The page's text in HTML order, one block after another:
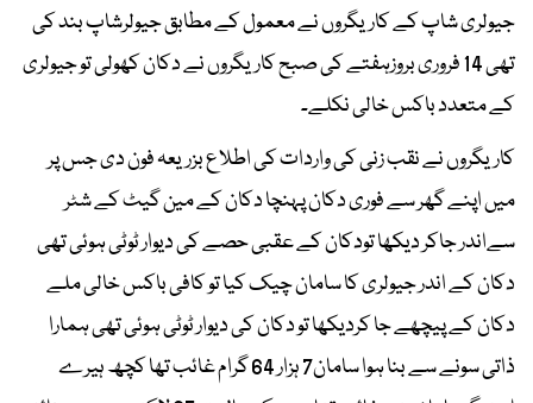
جیولری شاپ کے کاریگروں نے معمول کے مطابق جیولرشاپ بند کی
تھی 14 فروری بروزہفتے کی صبح کاریگروں نے دکان کھولی تو جیولری
کے متعدد باکس خالی نکلے۔
کاریگروں نے نقب زنی کی واردات کی اطلاع بزریعہ فون دی جس پر
میں اپنے گھر سے فوری دکان پہنچا دکان کے مین گیٹ کے شٹر
سےاندر جاکر دیکھا تودکان کے عقبی حصے کی دیوار ٹوٹی ہوئی تھی
دکان کے اندر جیولری کا سامان چیک کیا تو کافی باکس خالی ملے
دکان کے پیچھے جا کردیکھا تو دکان کی دیوار ٹوٹی ہوئی تھی ہمارا
ذاتی سونے سے بنا ہوا سامان7 ہزار 64 گرام غائب تھا کچھ ہیرے